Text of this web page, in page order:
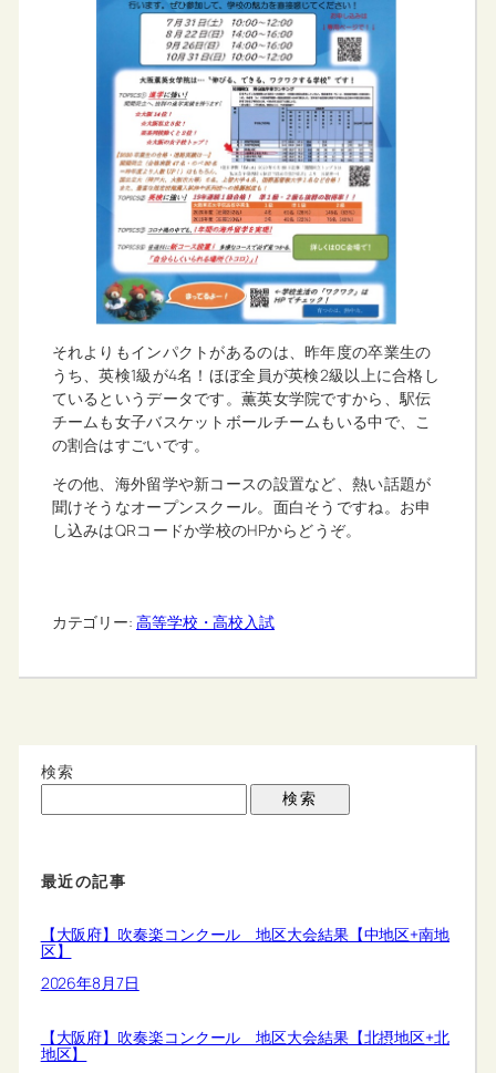
それよりもインパクトがあるのは、昨年度の卒業生の
うち、英検1級が4名！ほぼ全員が英検2級以上に合格し
ているというデータです。薫英女学院ですから、駅伝
チームも女子バスケットボールチームもいる中で、こ
の割合はすごいです。
その他、海外留学や新コースの設置など、熱い話題が
聞けそうなオープンスクール。面白そうですね。お申
し込みはQRコードか学校のHPからどうぞ。
カテゴリー: 高等学校・高校入試
検索
検索
最近の記事
【大阪府】吹奏楽コンクール 地区大会結果【中地区+南地
区】
2026年8月7日
【大阪府】吹奏楽コンクール 地区大会結果【北摂地区+北
地区】